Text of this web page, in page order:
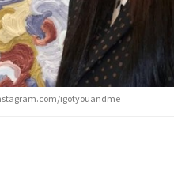
igotyouandme